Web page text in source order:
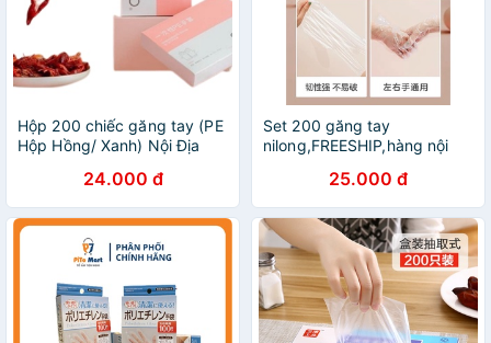
Hộp 200 chiếc găng tay (PE
Hộp Hồng/ Xanh) Nội Địa
24.000 đ
Set 200 găng tay
nilong,FREESHIP,hàng nội
25.000 đ